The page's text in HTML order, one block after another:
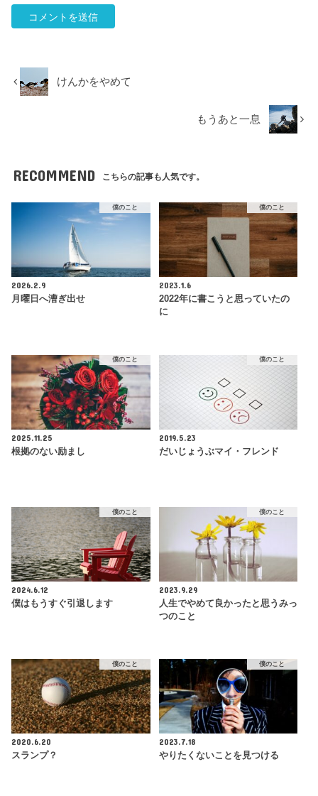
けんかをやめて
もうあと一息
RECOMMEND こちらの記事も人気です。
僕のこと
2026.2.9
月曜日へ漕ぎ出せ
僕のこと
2023.1.6
2022年に書こうと思っていたの
に
僕のこと
2025.11.25
根拠のない励まし
僕のこと
2019.5.23
だいじょうぶマイ・フレンド
僕のこと
2024.6.12
僕はもうすぐ引退します
僕のこと
2023.9.29
人生でやめて良かったと思うみっ
つのこと
僕のこと
2020.6.20
スランプ？
僕のこと
2023.7.18
やりたくないことを見つける